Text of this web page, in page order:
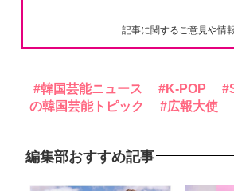
記事に関するご意見や情
韓国芸能ニュース K-POP
の韓国芸能トピック
広報大使
編集部おすすめ記事